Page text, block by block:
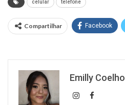
celular telefone
Compartilhar Facebook
Emilly Coelho